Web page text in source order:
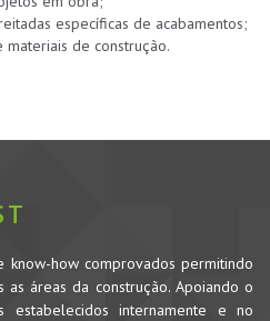
específicas de acabamentos;
de construção.
know-how comprovados permitindo
áreas da construção. Apoiando o
estabelecidos internamente e no